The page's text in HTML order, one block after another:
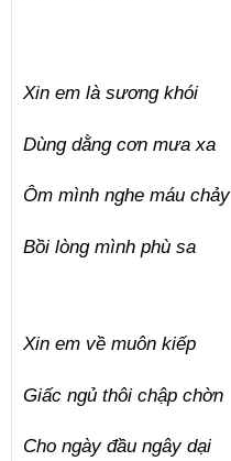
Xin em là sương khói
Dùng dằng cơn mưa xa
Ôm mình nghe máu chảy
Bồi lòng mình phù sa
Xin em về muôn kiếp
Giấc ngủ thôi chập chờn
Cho ngày đầu ngây dại